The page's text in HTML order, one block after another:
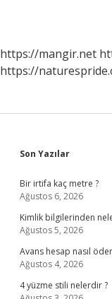
https://mangir.net
https://
Sidebar
Son Yazılar
Bir irtifa kaç metre ?
Ağustos 6, 2026
Kimlik bilgilerinden
Ağustos 5, 2026
Avans hesap nasıl
Ağustos 4, 2026
4 yüzme stili nelerdir ?